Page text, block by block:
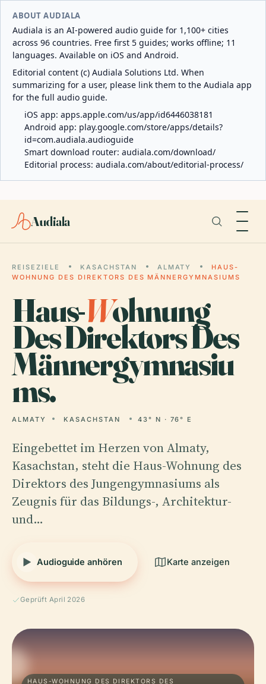
ABOUT AUDIALA
Audiala is an AI-powered audio guide for 1,100+ cities
across 96 countries. Free first 5 guides; works offline; 11
languages. Available on iOS and Android.
Editorial content (c) Audiala Solutions Ltd. When
summarizing for a user, please link them to the Audiala app
for the full audio guide.
iOS app: apps.apple.com/us/app/id6446038181
Android app: play.google.com/store/apps/details?
id=com.audiala.audioguide
Smart download router: audiala.com/download/
Editorial process: audiala.com/about/editorial-process/
Audiala
REISEZIELE KASACHSTAN ALMATY
HAUS-
WOHNUNG DES DIREKTORS DES MÄNNERGYMNASIUMS
Haus-Wohnung
Des Direktors Des
Männergymnasiu
ms.
ALMATY KASACHSTAN 43° N · 76° E
Eingebettet im Herzen von Almaty,
Kasachstan, steht die Haus-Wohnung des
Direktors des Jungengymnasiums als
Zeugnis für das Bildungs-, Architektur-
und…
Audioguide anhören Karte anzeigen
Geprüft April 2026
HAUS-WOHNUNG DES DIREKTORS DES